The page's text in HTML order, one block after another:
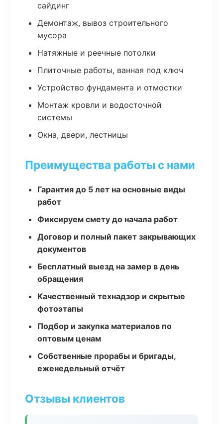
сайдинг
Демонтаж, вывоз строительного
мусора
Натяжные и реечные потолки
Плиточные работы, ванная под ключ
Устройство фундамента и отмостки
Монтаж кровли и водосточной
системы
Окна, двери, лестницы
Преимущества работы с нами
Гарантия до 5 лет на основные виды
работ
Фиксируем смету до начала работ
Договор и полный пакет закрывающих
документов
Бесплатный выезд на замер в день
обращения
Качественный технадзор и скрытые
фотоэтапы
Подбор и закупка материалов по
оптовым ценам
Собственные прорабы и бригады,
еженедельный отчёт
Отзывы клиентов